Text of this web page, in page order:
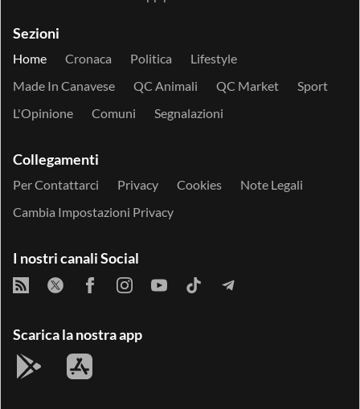
Sezioni
Home Cronaca Politica
Lifestyle
Made In Canavese
QC Animali QC Market
Sport
L'Opinione
Comuni Segnalazioni
Collegamenti
Per Contattarci Privacy Cookies
Note Legali
Cambia Impostazioni Privacy
I nostri canali Social
Scarica la nostra app